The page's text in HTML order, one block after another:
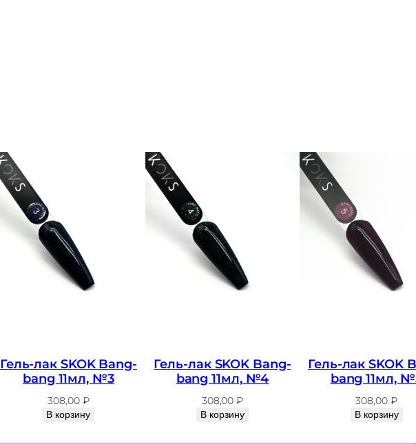
ь
-
л
а
к
S
o
Гель-лак SKOK Bang-
bang 11мл, №3
308,00 ₽
В корзину
Гель-лак SKOK Bang-
bang 11мл, №4
308,00₽
В корзину
Гель-лак SKOK
bang 11мл,
308,00 ₽
В корзину